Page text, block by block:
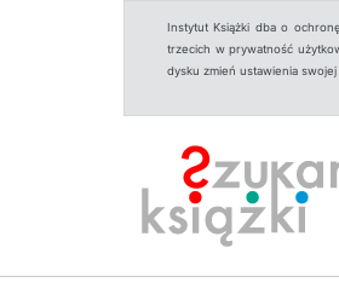
Instytut Książki dba o
trzecich w prywatność
dysku zmień ustawienia